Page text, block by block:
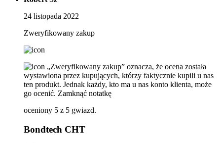
24 listopada 2022
Zweryfikowany zakup
„Zweryfikowany zakup” oznacza, że ​​ocena została
wystawiona przez kupujących, którzy faktycznie kupili u nas
ten produkt. Jednak każdy, kto ma u nas konto klienta, może
go ocenić. Zamknąć notatkę
oceniony 5 z 5 gwiazd.
Bondtech CHT